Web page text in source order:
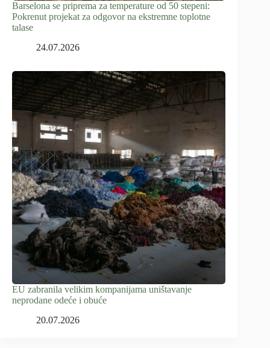
Barselona se priprema za temperature od 50 stepeni:
Pokrenut projekat za odgovor na ekstremne toplotne
talase
24.07.2026
EU zabranila velikim kompanijama uništavanje
neprodane odeće i obuće
20.07.2026